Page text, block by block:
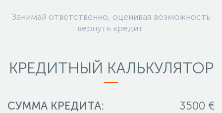
Занимай ответственно, оценивая возможность
вернуть кредит.
КРЕДИТНЫЙ КАЛЬКУЛЯТОР
СУММА КРЕДИТА: 3500 €